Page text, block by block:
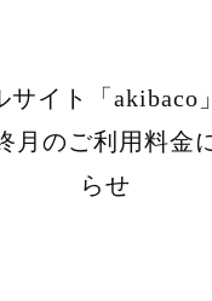
サイト「akibaco
月のご利用料金
らせ